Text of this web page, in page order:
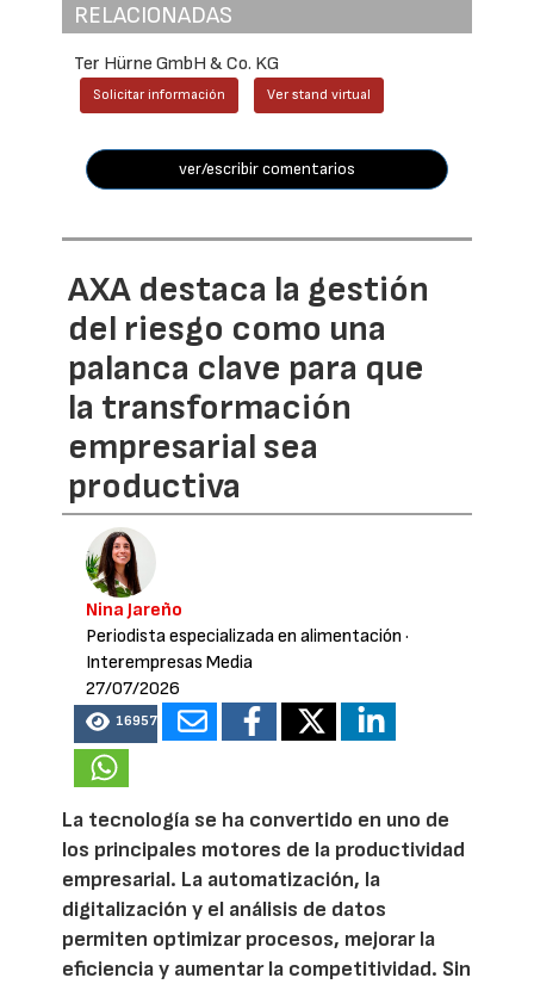
RELACIONADAS
Ter Hürne GmbH & Co. KG
Solicitar información Ver stand virtual
ver/escribir comentarios
AXA destaca la gestión
del riesgo como una
palanca clave para que
la transformación
empresarial sea
productiva
Nina Jareño
Periodista especializada en alimentación ·
Interempresas Media
27/07/2026
16957
La tecnología se ha convertido en uno de
los principales motores de la productividad
empresarial. La automatización, la
digitalización y el análisis de datos
permiten optimizar procesos, mejorar la
eficiencia y aumentar la competitividad. Sin